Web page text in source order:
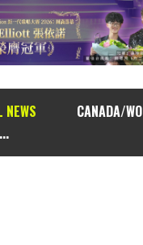
NEWS
CANADA/